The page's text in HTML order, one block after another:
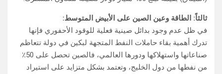
ثالثاً: الطاقة وعين الصين على الأبيض المتوسط:
في ظل عدم وجود بدائل صينية فعلية للوقود الأحفوري فإنها
تدرك أهمية بقاء حاملات النفط المتجهة لبكين في دولة تتعاظم
صناعاتها واستهلاكها ودورها العالمي، فالصين تحصل على 50٪
من نفطها من دول الخليج، وتعتمد بشكل متزايد على استيراد